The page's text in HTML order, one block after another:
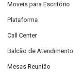
Moveis para Escritório
Plataforma
Call Center
Balcão de Atendimento
Mesas Reunião